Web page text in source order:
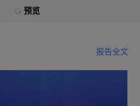
预览
报告全文